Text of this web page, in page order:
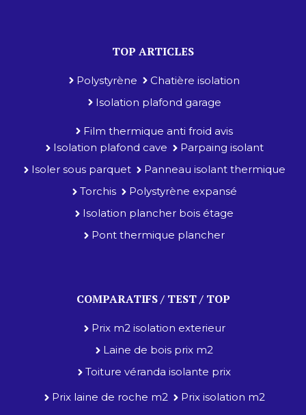
TOP ARTICLES
Polystyrène
Chatière isolation
Isolation plafond garage
Film thermique anti froid avis
Isolation plafond cave
Parpaing isolant
Isoler sous parquet
Panneau isolant thermique
Torchis
Polystyrène expansé
Isolation plancher bois étage
Pont thermique plancher
COMPARATIFS / TEST / TOP
Prix m2 isolation exterieur
Laine de bois prix m2
Toiture véranda isolante prix
Prix laine de roche m2
Prix isolation m2